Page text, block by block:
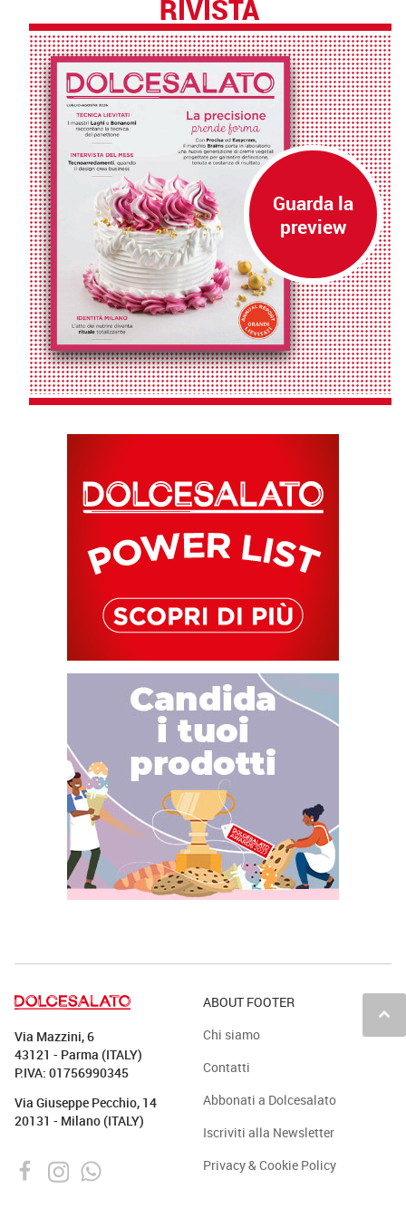
RIVISTA
keyboard_arrow_up
Via Mazzini, 6
43121 - Parma (ITALY)
P.IVA: 01756990345
Via Giuseppe Pecchio, 14
20131 - Milano (ITALY)
ABOUT FOOTER
Chi siamo
Contatti
Abbonati a Dolcesalato
Iscriviti alla Newsletter
Privacy & Cookie Policy